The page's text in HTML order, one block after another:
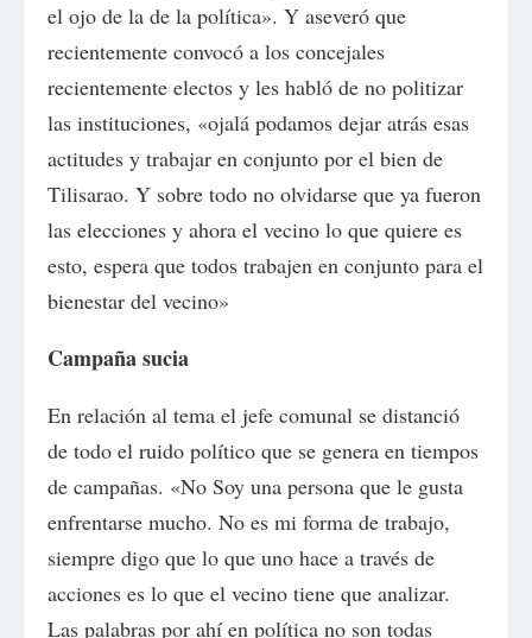
el ojo de la de la política». Y aseveró que
recientemente convocó a los concejales
recientemente electos y les habló de no politizar
las instituciones, «ojalá podamos dejar atrás esas
actitudes y trabajar en conjunto por el bien de
Tilisarao. Y sobre todo no olvidarse que ya fueron
las elecciones y ahora el vecino lo que quiere es
esto, espera que todos trabajen en conjunto para el
bienestar del vecino»
Campaña sucia
En relación al tema el jefe comunal se distanció
de todo el ruido político que se genera en tiempos
de campañas. «No Soy una persona que le gusta
enfrentarse mucho. No es mi forma de trabajo,
siempre digo que lo que uno hace a través de
acciones es lo que el vecino tiene que analizar.
Las palabras por ahí en política no son todas